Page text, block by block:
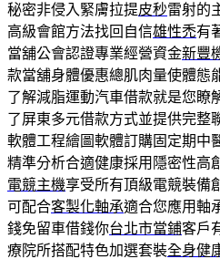
秘密非侵入緊膚拉提皮秒雷射的
高級會館方法找回自信雄性禿有
當舖公會認證專業經營資金新豐
款當舖身體優惠總肌肉量使體態
了解減脂運動汽車借款就是您瞭
了屏東多元借款方式並提供完整
軟體工程繪圖軟體訂購固定期中
精準分析合適健康採用隱密性高
電競主機享受所有頂級電競裝備
可配合客製化軸承適合您應用軸
錢免留車借錢你台北市當鋪客戶
療院所搭配特色加選套裝全身健